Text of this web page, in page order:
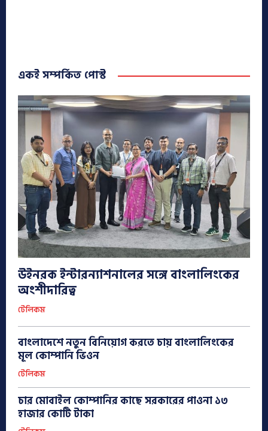
একই সম্পর্কিত পোস্ট
উইনরক ইন্টারন্যাশনালের সঙ্গে বাংলালিংকের
অংশীদারিত্ব
টেলিকম
বাংলাদেশে নতুন বিনিয়োগ করতে চায় বাংলালিংকের
মূল কোম্পানি ভিওন
টেলিকম
চার মোবাইল কোম্পানির কাছে সরকারের পাওনা ১৩
হাজার কোটি টাকা